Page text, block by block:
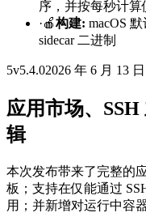
序，并按每秒计
·🍎构建: macOS
sidecar 二进制
5v5.4.02026 年 6 月 13 日
应用市场、
辑
本次发布带来了完整的
板；支持在仅能通过
用；并新增对运行中容